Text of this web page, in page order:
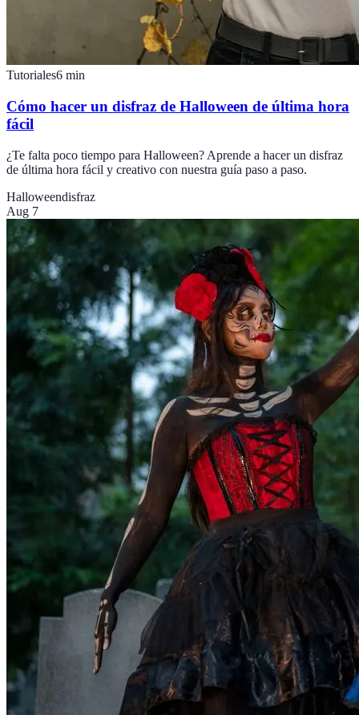
Tutoriales6 min
Cómo hacer un disfraz de Halloween de última hora
fácil
¿Te falta poco tiempo para Halloween? Aprende a hacer un disfraz
de última hora fácil y creativo con nuestra guía paso a paso.
Halloweendisfraz
Aug 7